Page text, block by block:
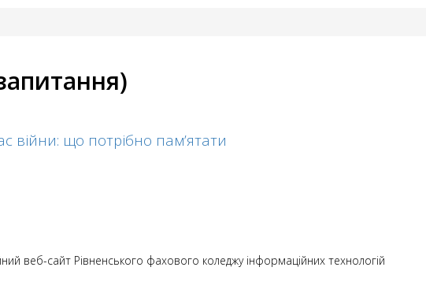
війни: що потрібно пам’ятати
веб-сайт Рівненського фахового коледжу інформаційних технологій